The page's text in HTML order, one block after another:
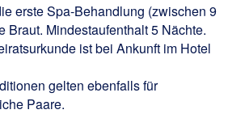
erste Spa-Behandlung (zwischen 9
Braut. Mindestaufenthalt 5 Nächte.
ist bei Ankunft im Hotel
gelten ebenfalls für
Paare.